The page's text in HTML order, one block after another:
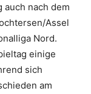
auch nach dem
Assel
Nord.
einige
sich
am